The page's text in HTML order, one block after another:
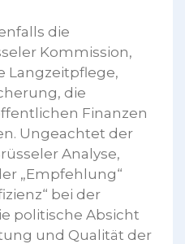
die
Kommission,
Langzeitpflege,
die
Finanzen
Ungeachtet der
Analyse,
„Empfehlung“
bei der
politische Absicht
und Qualität der